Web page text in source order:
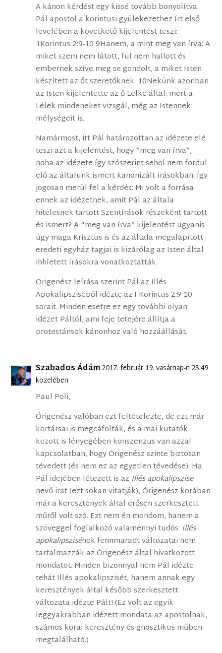
A kánon kérdést egy kissé tovább bonyolítva.
Pál apostol a korintusi gyülekezethez írt első
levelében a követkető kijelentést teszi:
1Korintus 2:9-10 9Hanem, a mint meg van írva: A
miket szem nem látott, fül nem hallott és
embernek szíve meg se gondolt, a miket Isten
készített az őt szeretőknek. 10Nekünk azonban
az Isten kijelentette az ő Lelke által: mert a
Lélek mindeneket vizsgál, még az Istennek
mélységeit is.
Namármost, itt Pál határozottan az idézete elé
teszi azt a kijelentést, hogy “meg van írva”,
noha az idézete így szószerint sehol nem fordul
elő az általunk ismert kanonizált írásokban. Így
jogosan merül fel a kérdés: Mi volt a forrása
ennek az idézetnek, amit Pál az általa
hitelesnek tartott Szentírások részeként tartott
és ismert? A “meg van írva” kijelentést ugyanis
úgy maga Krisztus is és az általa megalapított
eredeti egyház tagjai is kizárólag az Isten által
ihhletett írásokra vonatkoztatták.
Origenész leírása szerint Pál az Illés
Apokalipsziséből idézte az I Korintus 2:9-10
sorait. Minden esetre ez egy további olyan
idézet Páltól, ami feje tetejére állítja a
protestánsok kánonhoz való hozzáállását.
Szabados Ádám2017. február 19. vasárnap-n 23:49
közelében
Paul Poli,
Órigenész valóban ezt feltételezte, de ezt már
kortársai is megcáfolták, és a mai kutatók
között is lényegében konszenzus van azzal
kapcsolatban, hogy Órigenész szinte biztosan
tévedett (és nem ez az egyetlen tévedése). Ha
Pál idejében létezett is az Illés apokalipszise
nevű irat (ezt sokan vitatják), Órigenész korában
már a keresztények által erősen szerkesztett
műről volt szó. Ezt nem én mondom, hanem a
szöveggel foglalkozó valamennyi tudós. Illés
apokalipszisének fennmaradt változatai nem
tartalmazzák az Órigenész által hivatkozott
mondatot. Minden bizonnyal nem Pál idézte
tehát Illés apokalipszisét, hanem annak egy
keresztények által később szerkesztett
változata idézte Pált! (Ez volt az egyik
leggyakrabban idézett mondata az apostolnak,
számos korai keresztény és gnosztikus műben
megtalálható.)